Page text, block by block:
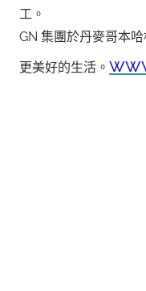
工。
GN 集團於丹麥哥本
更美好的生活。